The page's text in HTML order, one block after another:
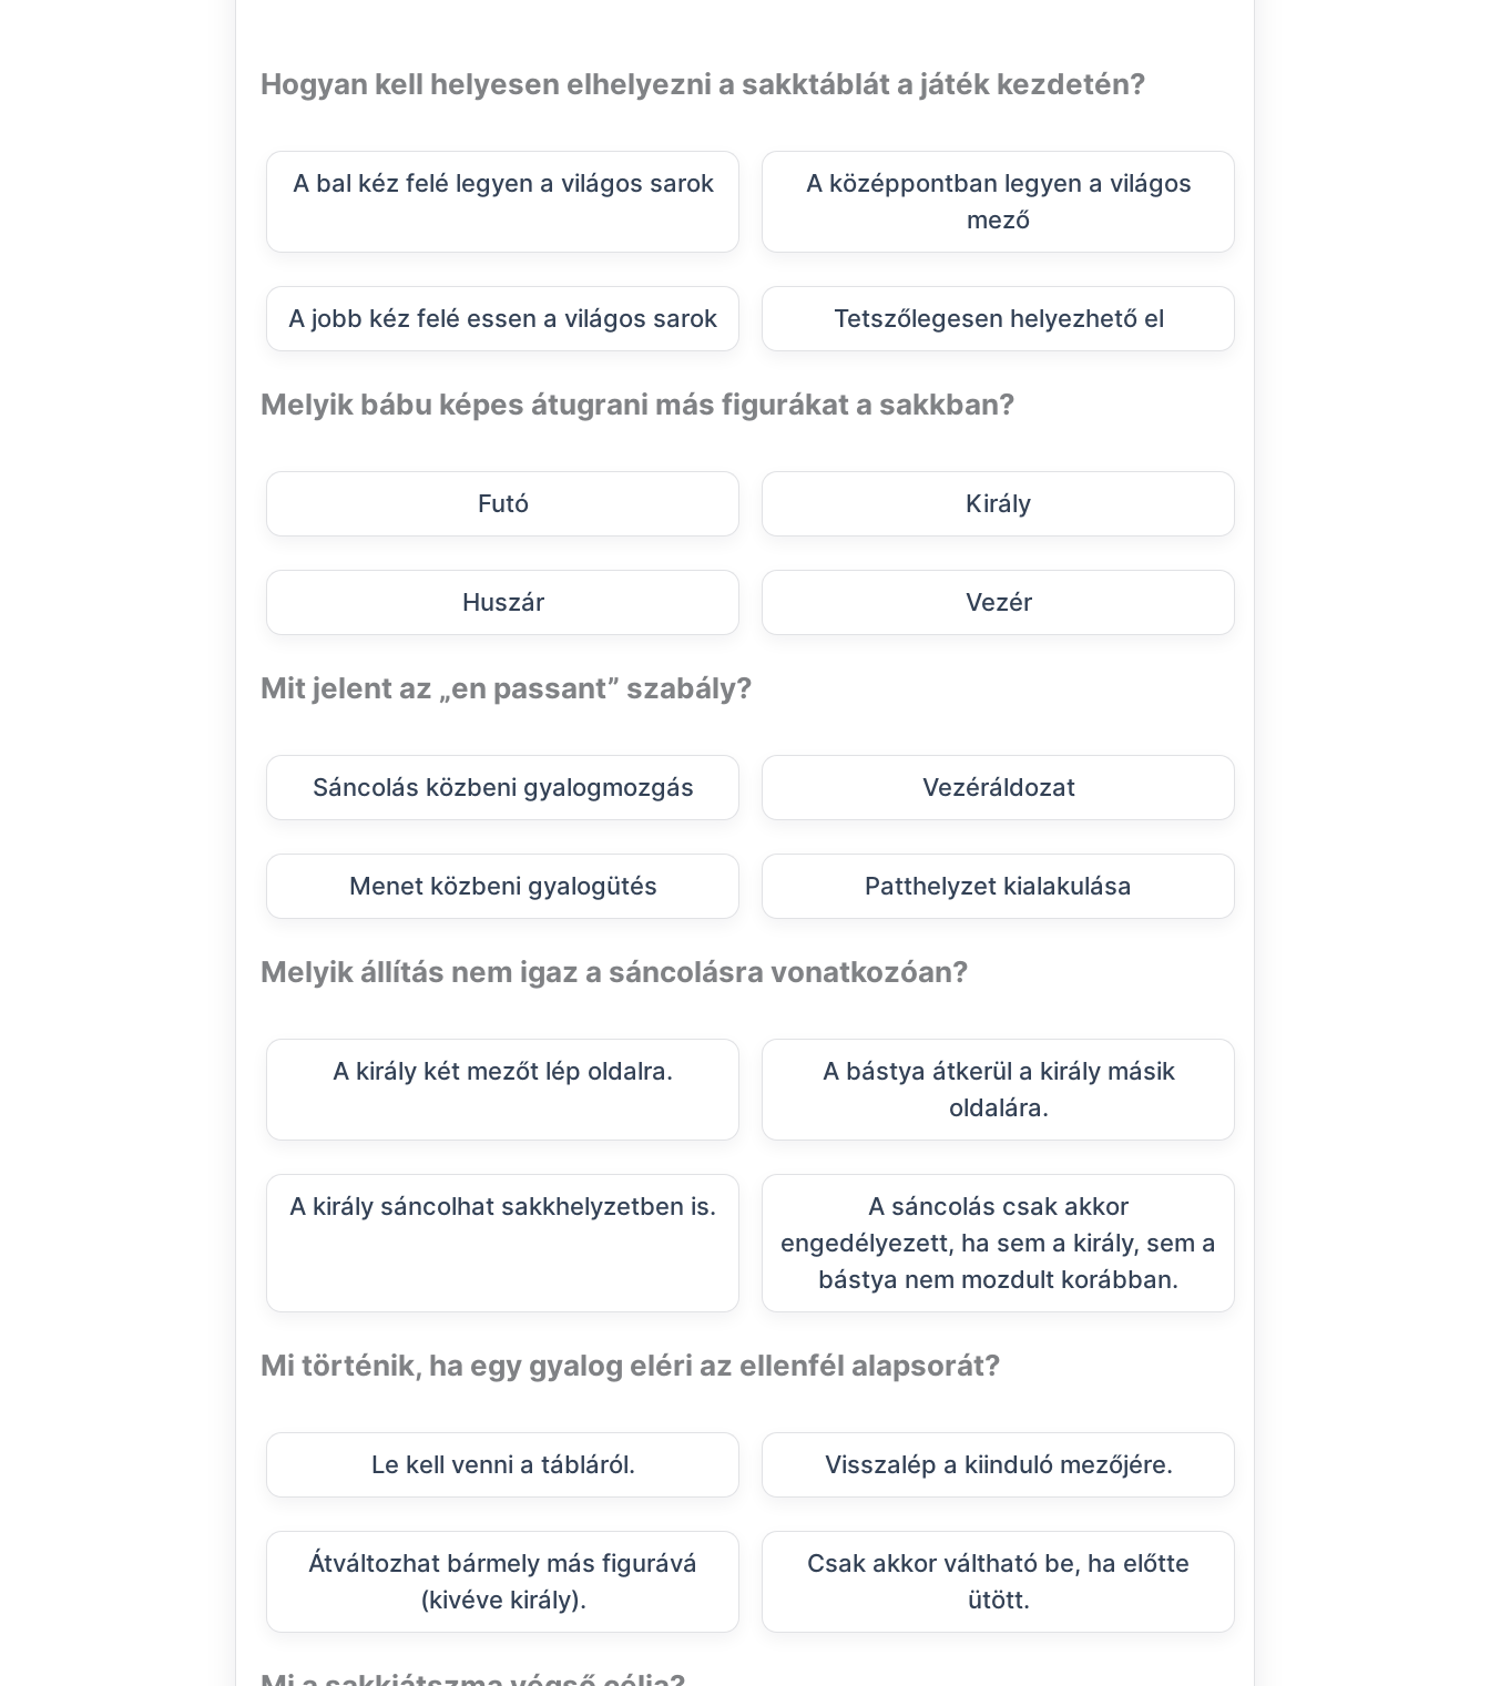
Hogyan kell helyesen elhelyezni a sakktáblát a játék kezdetén?
A bal kéz felé legyen a világos sarok
A középpontban legyen a világos
mező
A jobb kéz felé essen a világos sarok Tetszőlegesen helyezhető el
Melyik bábu képes átugrani más figurákat a sakkban?
Futó Király
Huszár Vezér
Mit jelent az „en passant” szabály?
Sáncolás közbeni gyalogmozgás Vezéráldozat
Menet közbeni gyalogütés Patthelyzet kialakulása
Melyik állítás nem igaz a sáncolásra vonatkozóan?
A király két mezőt lép oldalra.
A bástya átkerül a király másik
oldalára.
A király sáncolhat sakkhelyzetben is.
A sáncolás csak akkor
engedélyezett, ha sem a király, sem a
bástya nem mozdult korábban.
Mi történik, ha egy gyalog eléri az ellenfél alapsorát?
Le kell venni a tábláról. Visszalép a kiinduló mezőjére.
Átváltozhat bármely más figurává
(kivéve király).
Csak akkor váltható be, ha előtte
ütött.